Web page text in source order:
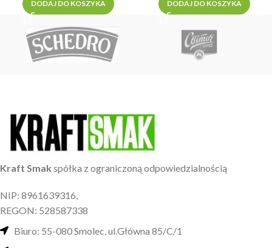
DODAJ DO KOSZYKA DODAJ DO KOSZYKA
Kraft Smak spółka z ograniczoną odpowiedzialnością
NIP: 8961639316,
REGON: 528587338
Biuro: 55-080 Smolec, ul.Główna 85/C/1